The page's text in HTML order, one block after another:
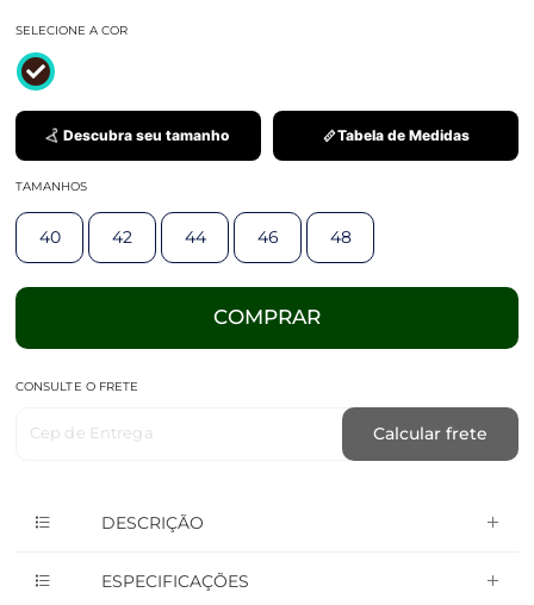
SELECIONE A COR
Descubra seu tamanho Tabela de Medidas
TAMANHOS
40 42 44 46 48
COMPRAR
CONSULTE O FRETE
Cep de Entrega Calcular frete
DESCRIÇÃO
ESPECIFICAÇÕES